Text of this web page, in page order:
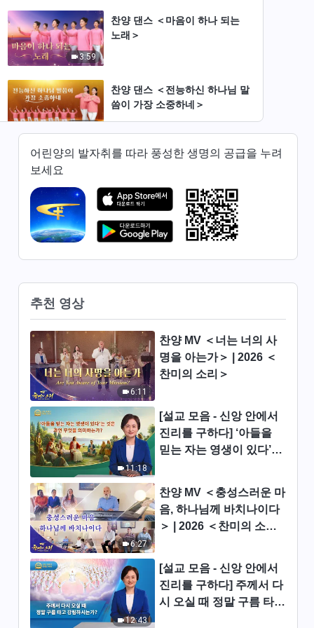
3:59
찬양 댄스 ＜마음이 하나 되는
노래＞
찬양 댄스 ＜전능하신 하나님 말
씀이 가장 소중하네＞
3:46
찬양 댄스 ＜하나님은 묵묵히 모
다＞
찬양 댄스 ＜하나님 백성의 기도
＞
3:45
3:25
찬양 댄스 ＜전능하신 하나님 따
라 빛의 길 가네＞
5:03
찬양 댄스 ＜다행히 돌아오신 하
나님 만나＞
5:26
찬양 댄스 ＜노래하고 춤추며 하
나님을 찬양하네＞
4:30
찬양 댄스 ＜새 삶을 노래해＞
어린양의 발자취를 따라 풍성한 생명의 공급을 누려
보세요
추천 영상
6:11
찬양 MV ＜너는 너의 사
명을 아는가＞ | 2026 ＜
찬미의 소리＞
11:18
[설교 모음 - 신앙 안에서
진리를 구하다] ‘아들을
믿는 자는 영생이 있다’는
6:27
찬양 MV ＜충성스러운 마
음, 하나님께 바치나이다
＞ | 2026 ＜찬미의 소리
12:43
[설교 모음 - 신앙 안에서
진리를 구하다] 주께서 다
시 오실 때 정말 구름 타고